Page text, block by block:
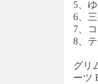
5、
6、
7、
8、
グリ
ーツ